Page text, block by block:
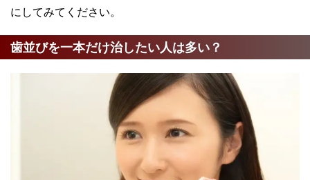
にしてみてください。
歯並びを一本だけ治したい人は多い？